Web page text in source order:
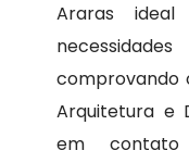
Araras
comprovando
Arquitetura e
em